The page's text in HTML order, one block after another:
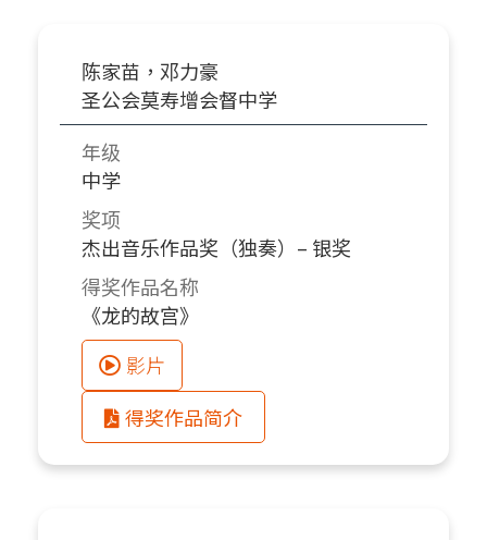
陈家苗，邓力豪
圣公会莫寿增会督中学
年级
中学
奖项
杰出音乐作品奖（独奏）– 银奖
得奖作品名称
《龙的故宫》
影片
得奖作品简介